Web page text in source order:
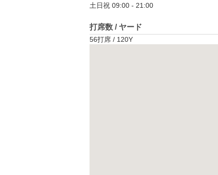
土日祝 09:00 - 21:00
打席数 / ヤード
56打席 / 120Y